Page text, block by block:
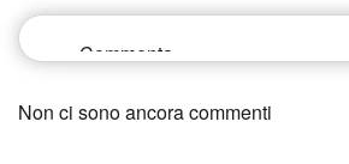
Non ci sono ancora commenti